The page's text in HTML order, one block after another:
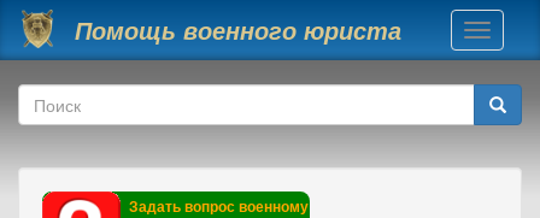
Перейти к основному содержанию
Помощь военного юриста
Toggle
Форма поиска
Поиск
Задать вопрос военному